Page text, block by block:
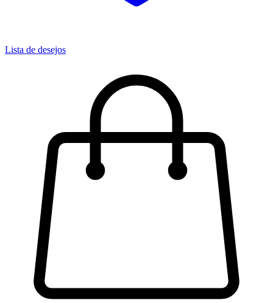
Lista de desejos